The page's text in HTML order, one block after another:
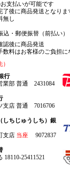
お支払いが可能です
了後に商品発送となりま
無し
込・郵便振替（前払い）
認後に商品発送
数料はお客様のご負担
行
業部 普通 2431084
支店 普通 7016706
しちじゅうしち）銀
支店 当座 9072837
18110-25411521